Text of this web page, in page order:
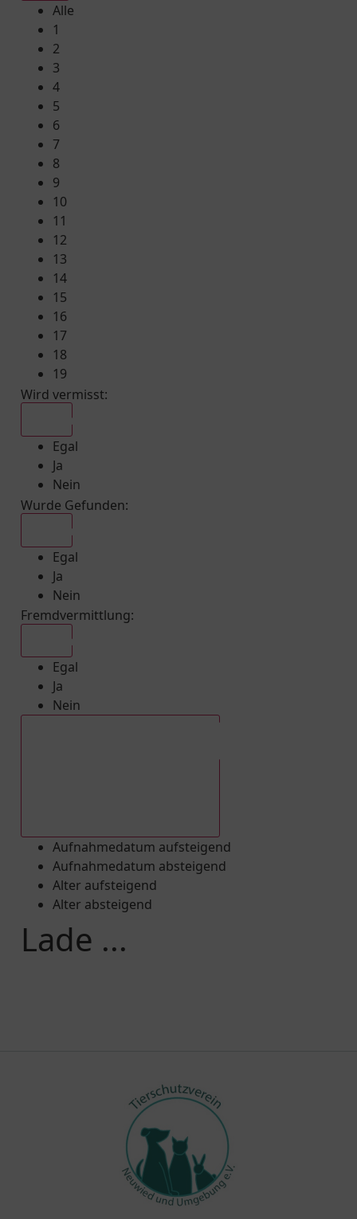
Alle
1
2
3
4
5
6
7
8
9
10
11
12
13
14
15
16
17
18
19
Wird vermisst:
Egal
Ja
Nein
Wurde Gefunden:
Egal
Ja
Nein
Fremdvermittlung:
Egal
Ja
Nein
Aufnahmedatum aufsteigend
Aufnahmedatum absteigend
Alter aufsteigend
Alter absteigend
Lade ...